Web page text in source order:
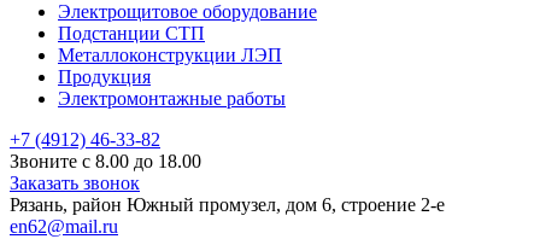
Электрощитовое оборудование
Подстанции СТП
Металлоконструкции ЛЭП
Продукция
Электромонтажные работы
+7 (4912) 46-33-82
Звоните с 8.00 до 18.00
Заказать звонок
Рязань, район Южный промузел, дом 6, строение 2-е
en62@mail.ru